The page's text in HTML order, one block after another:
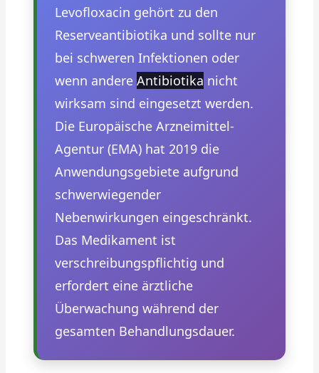
Levofloxacin gehört zu den
Reserveantibiotika und sollte nur
bei schweren Infektionen oder
wenn andere Antibiotika nicht
wirksam sind eingesetzt werden.
Die Europäische Arzneimittel-
Agentur (EMA) hat 2019 die
Anwendungsgebiete aufgrund
schwerwiegender
Nebenwirkungen eingeschränkt.
Das Medikament ist
verschreibungspflichtig und
erfordert eine ärztliche
Überwachung während der
gesamten Behandlungsdauer.